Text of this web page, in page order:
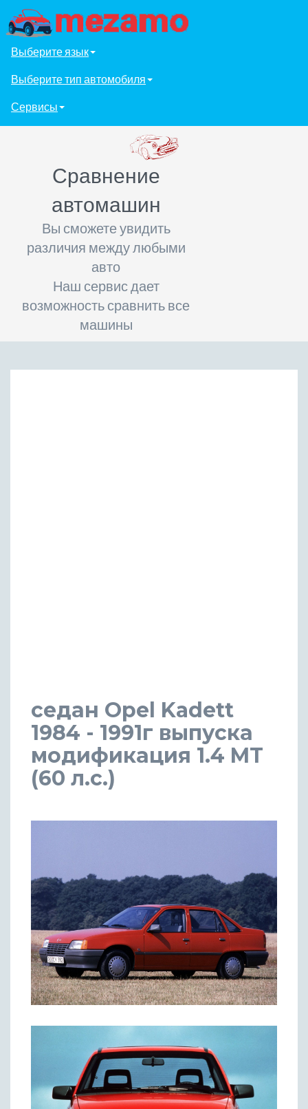
Выберите язык
Выберите тип автомобиля
Сервисы
Сравнение
автомашин
Вы сможете увидить
различия между любыми
авто
Наш сервис дает
возможность сравнить все
машины
седан Opel Kadett
1984 - 1991г выпуска
модификация 1.4 MT
(60 л.с.)